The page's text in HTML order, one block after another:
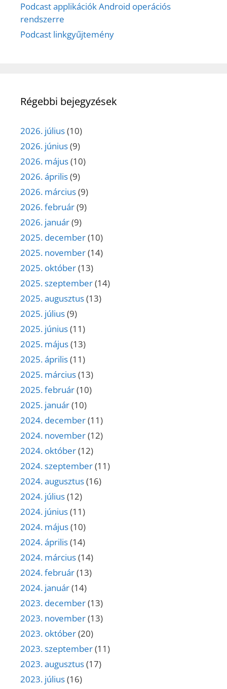
Podcast applikációk Android operációs
rendszerre
Podcast linkgyűjtemény
Régebbi bejegyzések
2026. július(10)
2026. június(9)
2026. május(10)
2026. április(9)
2026. március(9)
2026. február(9)
2026. január(9)
2025. december(10)
2025. november(14)
2025. október(13)
2025. szeptember(14)
2025. augusztus(13)
2025. július(9)
2025. június(11)
2025. május(13)
2025. április(11)
2025. március(13)
2025. február(10)
2025. január(10)
2024. december(11)
2024. november(12)
2024. október(12)
2024. szeptember(11)
2024. augusztus(16)
2024. július(12)
2024. június(11)
2024. május(10)
2024. április(14)
2024. március(14)
2024. február(13)
2024. január(14)
2023. december(13)
2023. november(13)
2023. október(20)
2023. szeptember(11)
2023. augusztus(17)
2023. július(16)